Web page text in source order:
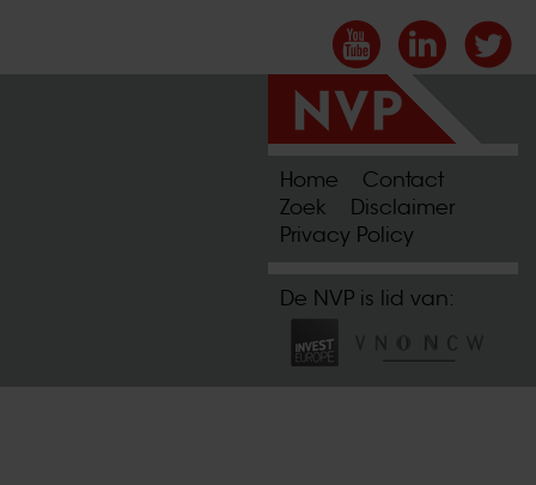
Home
Contact
Zoek
Disclaimer
Privacy Policy
De NVP is lid van: